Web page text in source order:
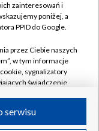
zainteresowań i
poniżej, a
PPID do Google.
przez Ciebie naszych
w tym informacje
sygnalizatory
świadczenie
serwisu